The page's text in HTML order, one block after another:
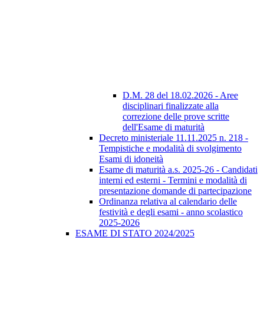
D.M. 28 del 18.02.2026 - Aree
disciplinari finalizzate alla
correzione delle prove scritte
dell'Esame di maturità
Decreto ministeriale 11.11.2025 n. 218 -
Tempistiche e modalità di svolgimento
Esami di idoneità
Esame di maturità a.s. 2025-26 - Candidati
interni ed esterni - Termini e modalità di
presentazione domande di partecipazione
Ordinanza relativa al calendario delle
festività e degli esami - anno scolastico
2025-2026
ESAME DI STATO 2024/2025